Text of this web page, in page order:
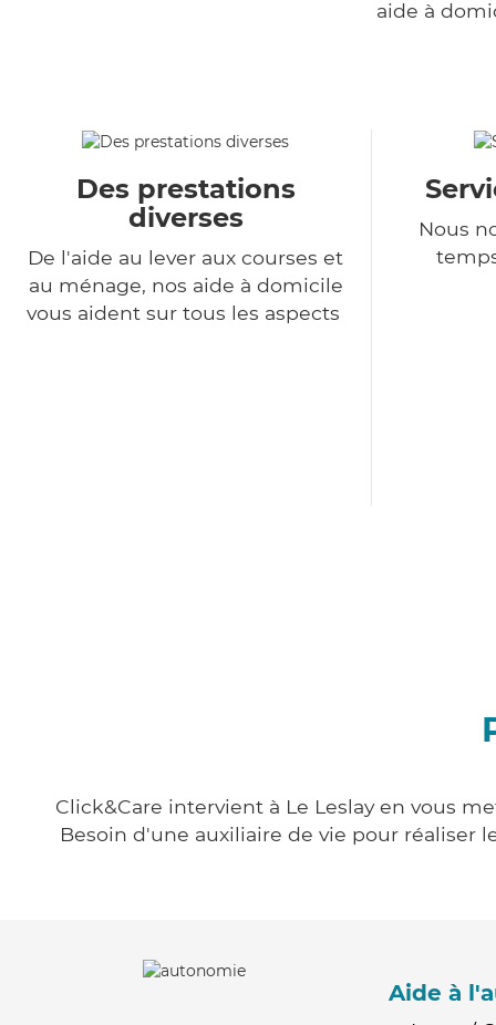
aide à
Des prestations
diverses
De l'aide au lever aux courses et
au ménage, nos aide à domicile
vous aident sur tous les aspects
Nous
Click&Care intervient à Le Leslay en vous
Besoin d'une auxiliaire de vie pour réaliser
Aide à